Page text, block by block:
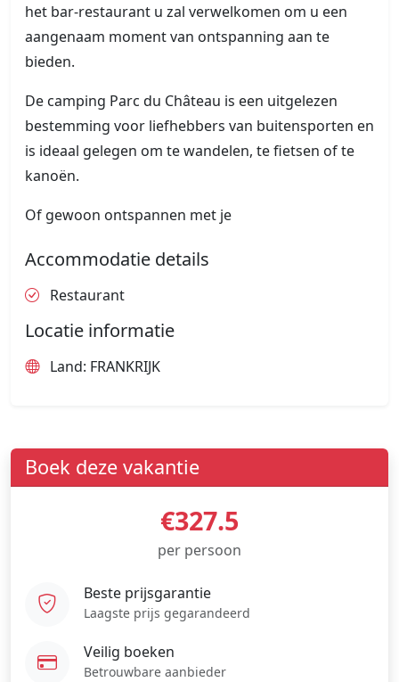
het bar-restaurant u zal verwelkomen om u een
aangenaam moment van ontspanning aan te
bieden.
De camping Parc du Château is een uitgelezen
bestemming voor liefhebbers van buitensporten en
is ideaal gelegen om te wandelen, te fietsen of te
kanoën.
Of gewoon ontspannen met je
Accommodatie details
Restaurant
Locatie informatie
Land: FRANKRIJK
Boek deze vakantie
€327.5
per persoon
Beste prijsgarantie
Laagste prijs gegarandeerd
Veilig boeken
Betrouwbare aanbieder